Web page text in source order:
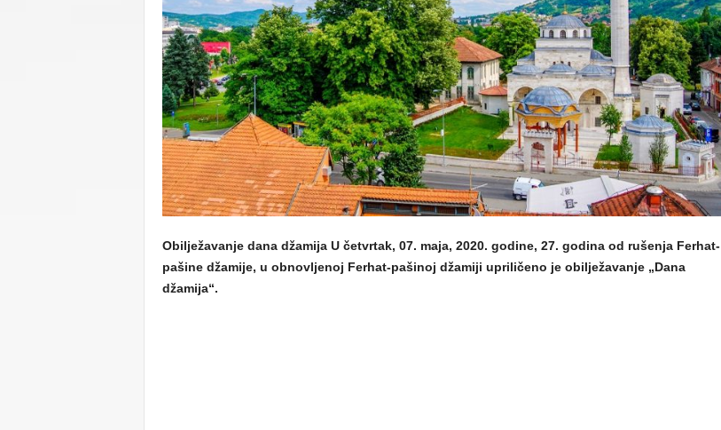
C
U
Obilježavanje dana džamija U četvrtak, 07. maja, 2020. godine, 27. godina od rušenja Ferhat-
pašine džamije, u obnovljenoj Ferhat-pašinoj džamiji upriličeno je obilježavanje „Dana
džamija“.